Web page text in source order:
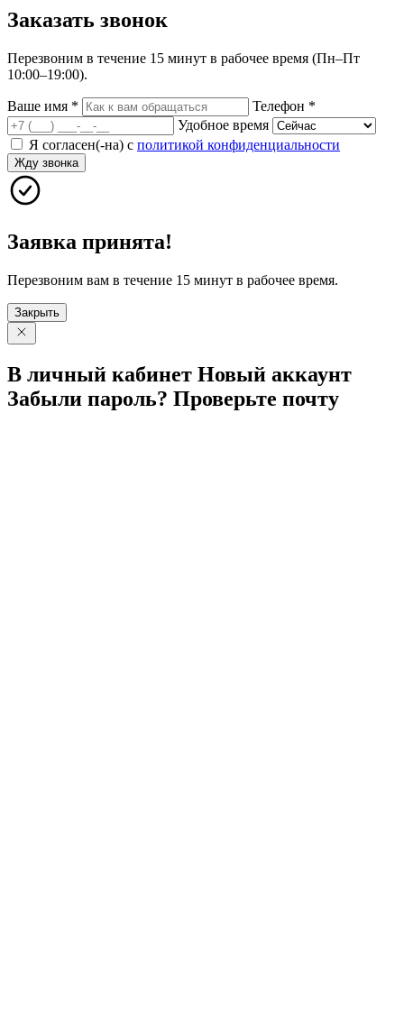
Заказать звонок
Перезвоним в течение 15 минут в рабочее время (Пн–Пт
10:00–19:00).
Ваше имя * Телефон *
Удобное время
Я согласен(-на) с политикой конфиденциальности
Жду звонка
Заявка принята!
Перезвоним вам в течение 15 минут в рабочее время.
Закрыть
В личный кабинет Новый аккаунт
Забыли пароль? Проверьте почту